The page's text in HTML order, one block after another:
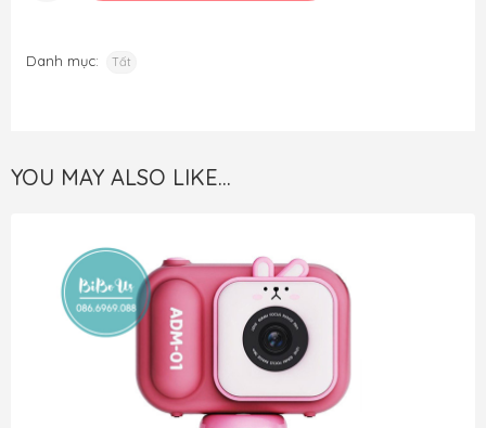
Danh mục: Tất
YOU MAY ALSO LIKE…